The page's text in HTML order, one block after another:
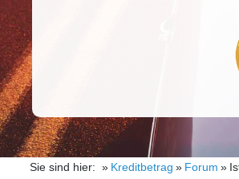
Sie sind hier: Kreditbetrag Forum